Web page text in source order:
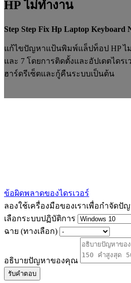
HP ไม่ทำงาน
Step Step Fix Hp Laptop Keyboard
แก้ไขปัญหาแป้นพิมพ์แล็ปท็อป HP ไม่
และ 7 โดยการติดตั้งและอัปเดตไดร
ฮาร์ดรีเซ็ตและกู้คืนระบบเป็นต้น
ข้อผิดพลาดของไดรเวอร์
ลองใช้เครื่องมือของเราเพื่อกำจัดปั
เลือกระบบปฏิบัติการ
ฉาย (ทางเลือก)
อธิบายปัญหาของคุณ
รับคำตอบ